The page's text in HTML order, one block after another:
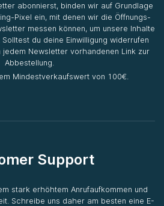
abonnierst, binden wir auf Grundlage
Pixel ein, mit denen wir die Öffnungs-
messen können, um unsere Inhalte
du deine Einwilligung widerrufen
Newsletter vorhandenen Link zur
Abbestellung.
Mindestverkaufswert von 100€.
Support
stark erhöhtem Anrufaufkommen und
Schreibe uns daher am besten eine E-